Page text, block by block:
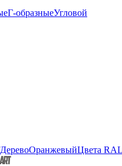
Г-образныеУгловой
ОранжевыйЦвета RAL